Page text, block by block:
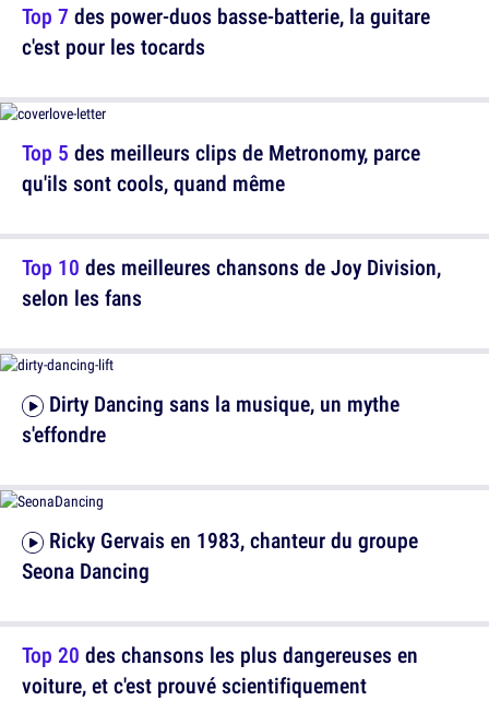
Top 7 des power-duos basse-batterie, la guitare
c'est pour les tocards
Top 10 des meilleures chansons de Joy Division,
selon les fans
Seona Dancing
Top 5 des meilleurs clips de Metronomy, parce
qu'ils sont cools, quand même
s'effondre
Top 20 des chansons les plus dangereuses en
voiture, et c'est prouvé scientifiquement